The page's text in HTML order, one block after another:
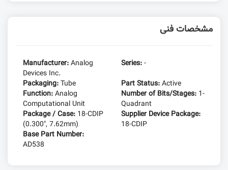
مشخصات فنی
Manufacturer:Analog
Devices Inc.
Series:-
Packaging:Tube Part Status:Active
Function:Analog
Computational Unit
Number of Bits/Stages: 1-
Quadrant
Package / Case: 18-CDIP
(0.300", 7.62mm)
Supplier Device Package:
18-CDIP
Base Part Number:
AD538